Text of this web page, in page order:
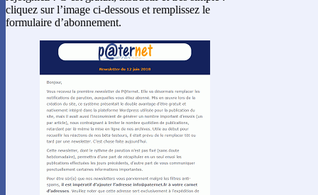
cliquez sur l’image ci-dessous et remplissez le
formulaire d’abonnement.